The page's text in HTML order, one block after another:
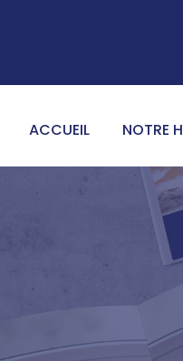
ACCUEIL NOTRE